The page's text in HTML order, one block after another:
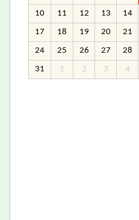
10 11 12 13 14
17 18 19 20 21
24 25 26 27 28
31 1 2 3 4